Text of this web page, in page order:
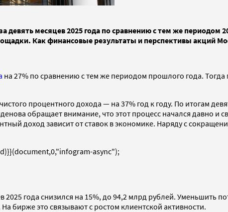
месяцев 2025 года по сравнению с тем же периодом
Как финансовые результаты и перспективы акций
на 27% по сравнению с тем же периодом прошлого года.
процентного дохода — на 37% год к году. По итогам
обращает внимание, что этот процесс начался давно и
доход зависит от ставок в экономике. Наряду с
async");
2025 года снизился на 15%, до 94,2 млрд рублей. Уменьшить
бирже это связывают с ростом клиентской активности.